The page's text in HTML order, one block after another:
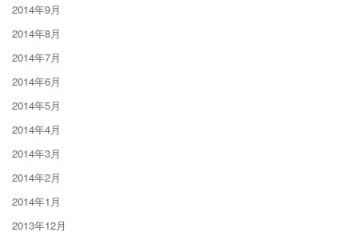
2014年9月
2014年8月
2014年7月
2014年6月
2014年5月
2014年4月
2014年3月
2014年2月
2014年1月
2013年12月